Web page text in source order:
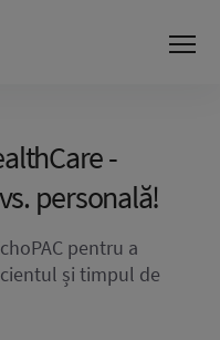
-
personală!
pentru a
și timpul de